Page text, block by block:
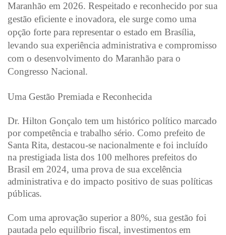
Maranhão em 2026. Respeitado e reconhecido por sua
gestão eficiente e inovadora, ele surge como uma
opção forte para representar o estado em Brasília,
levando sua experiência administrativa e compromisso
com o desenvolvimento do Maranhão para o
Congresso Nacional.
Uma Gestão Premiada e Reconhecida
Dr. Hilton Gonçalo tem um histórico político marcado
por competência e trabalho sério. Como prefeito de
Santa Rita, destacou-se nacionalmente e foi incluído
na prestigiada lista dos 100 melhores prefeitos do
Brasil em 2024, uma prova de sua excelência
administrativa e do impacto positivo de suas políticas
públicas.
Com uma aprovação superior a 80%, sua gestão foi
pautada pelo equilíbrio fiscal, investimentos em